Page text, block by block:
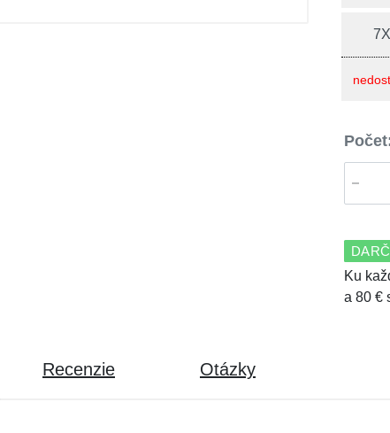
Ku
a 80 €
Recenzie Otázky